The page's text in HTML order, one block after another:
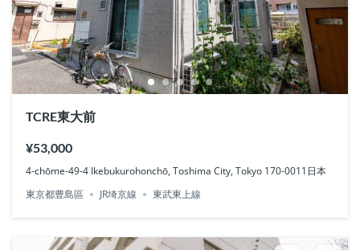
TCRE東大前
¥53,000
4-chōme-49-4 Ikebukurohonchō, Toshima City, Tokyo 170-0011日本
東京都豊島區
JR埼京線 東武東上線